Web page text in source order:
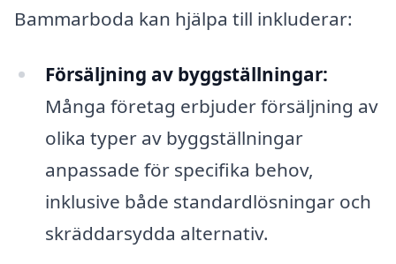
Bammarboda kan hjälpa till inkluderar:
Försäljning av byggställningar:
Många företag erbjuder försäljning av
olika typer av byggställningar
anpassade för specifika behov,
inklusive både standardlösningar och
skräddarsydda alternativ.